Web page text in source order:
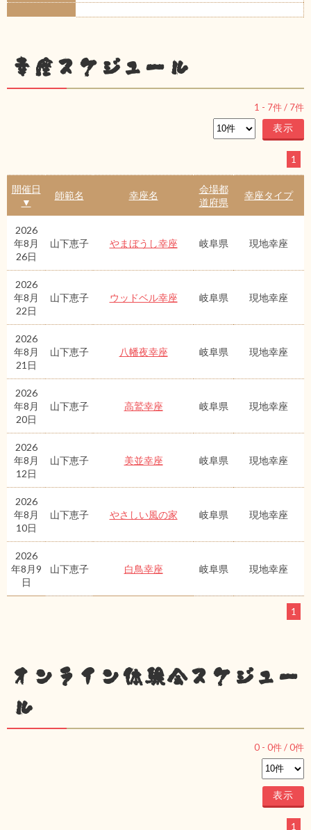
幸座スケジュール
1 - 7件 / 7件
1
開催日
▼
師範名 幸座名
会場都
道府県
幸座タイプ
2026
年8月
26日
山下恵子 やまぼうし幸座 岐阜県 現地幸座
2026
年8月
22日
山下恵子 ウッドベル幸座 岐阜県 現地幸座
2026
年8月
21日
山下恵子 八幡夜幸座 岐阜県 現地幸座
2026
年8月
20日
山下恵子 高鷲幸座 岐阜県 現地幸座
2026
年8月
12日
山下恵子 美並幸座 岐阜県 現地幸座
2026
年8月
10日
山下恵子 やさしい風の家 岐阜県 現地幸座
2026
年8月9
日
山下恵子 白鳥幸座 岐阜県 現地幸座
1
オンライン体験会スケジュー
ル
0 - 0件 /0件
1